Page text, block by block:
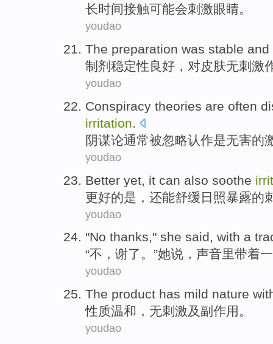
长时间接触可能会刺激眼睛。
youdao
The preparation was stable and
制剂 稳定性良好 ， 对皮肤无刺激
youdao
Conspiracy theories are often
irritation.
阴谋论通常被忽略认作是无害的
youdao
Better yet , it can also soothe
更好的是， 还能舒缓日照暴露的
youdao
"No thanks," she said, with a
“不 ， 谢了 。”她说 ，声音里带着
youdao
The product has mild nature
性质温和 ， 无刺激及副作用 。
youdao